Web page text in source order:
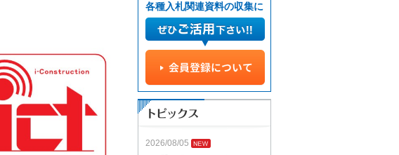
各種入札関連資料の収集に
2026/08/05